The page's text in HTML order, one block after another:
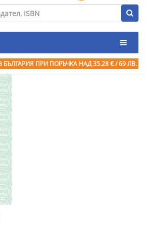
БЪЛГАРИЯ ПРИ ПОРЪЧКА НАД 35.28 € / 69 ЛВ.